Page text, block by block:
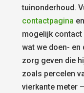
tuinonderhoud.
contactpagina
mogelijk contact
wat we doen- en
zorg geven die
zoals percelen
vierkante meter